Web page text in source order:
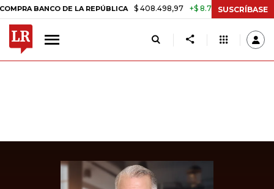
BANCO DE LA REPÚBLICA $ 408.498,97 +$ 8.753,81 +2,19% TASA
SUSCRÍBASE